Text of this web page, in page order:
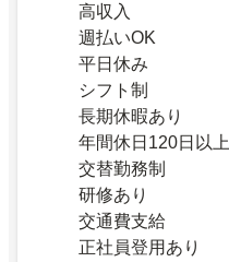
高収入
週払いOK
平日休み
シフト制
長期休暇あり
年間休日120日以上
交替勤務制
研修あり
交通費支給
正社員登用あり